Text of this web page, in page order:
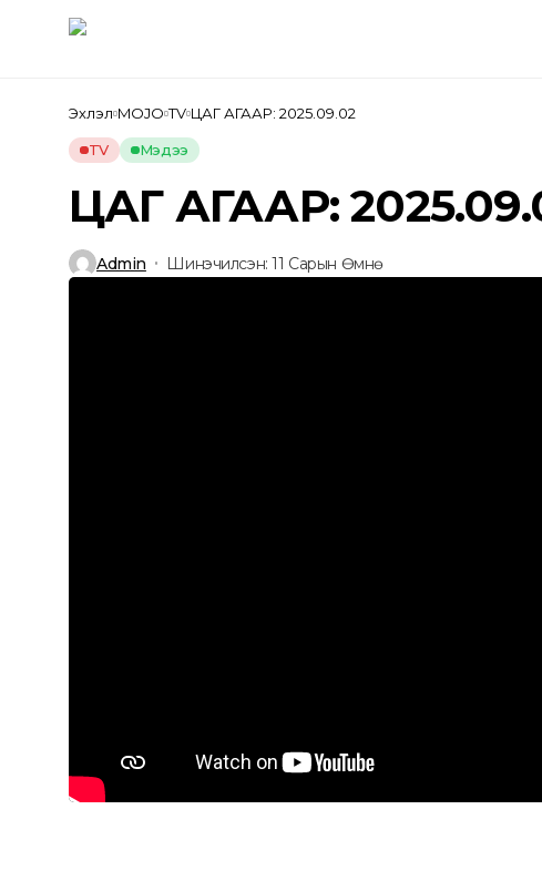
Эхлэл MOJO TV ЦАГ АГААР: 2025.09.02
TV Мэдээ
ЦАГ АГААР:
Admin Шинэчилсэн: 11 Сарын Өмнө